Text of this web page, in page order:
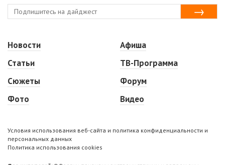
Новости
Статьи
Сюжеты
Фото
Афиша
ТВ-Программа
Форум
Видео
Условия использования веб-сайта и политика конфиденциальности и
персональных данных
Политика использования cookies